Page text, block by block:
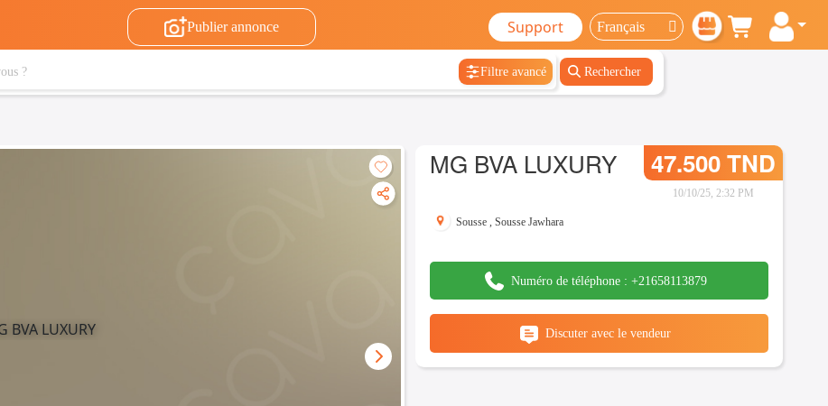
Publier annonce Support
Filtre avancé Rechercher
MG BVA LUXURY 47.500 TND
10/10/25, 2:32 PM
Sousse ,Sousse Jawhara
Numéro de téléphone : +21658113879
Discuter avec le vendeur